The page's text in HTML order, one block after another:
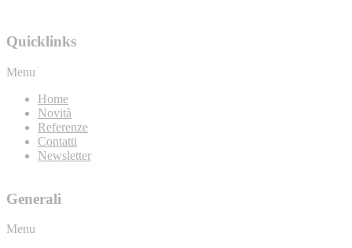
Quicklinks
Menu
Home
Novità
Referenze
Contatti
Newsletter
Generali
Menu